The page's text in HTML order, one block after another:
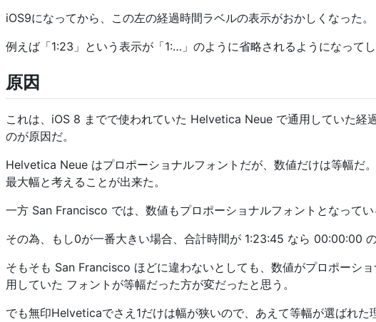
iOS9になってから、この左の経過時間ラベルの表示がおかしくなった。
例えば「1:23」という表示が「1:…」のように省略されるようになってし
原因
これは、iOS 8 までで使われていた Helvetica Neue で通用していた
のが原因だ。
Helvetica Neue はプロポーショナルフォントだが、数値だけは等幅だ
最大幅と考えることが出来た。
一方 San Francisco では、数値もプロポーショナルフォントとなって
その為、もし0が一番大きい場合、合計時間が 1:23:45 なら 00:00:00 の
そもそも San Francisco ほどに違わないとしても、数値がプロポーシ
用していた フォントが等幅だった方が変だったと思う。
でも無印Helveticaでさえ1だけは幅が狭いので、あえて等幅が選ばれた